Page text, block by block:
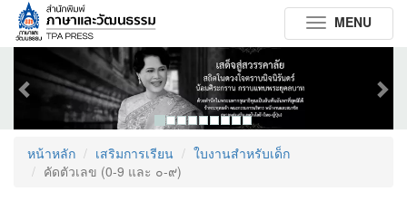
Toggle
navigation
MENU
Previous
หน้าหลัก เสริมการเรียน
ใบงานสำหรับเด็ก
คัดตัวเลข (0-9 และ ๐-๙)